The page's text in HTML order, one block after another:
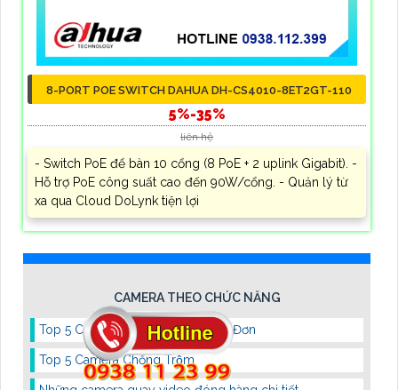
8-PORT POE SWITCH DAHUA DH-CS4010-8ET2GT-110
5%-35%
liên hệ
- Switch PoE để bàn 10 cổng (8 PoE + 2 uplink Gigabit). -
Hỗ trợ PoE công suất cao đến 90W/cổng. - Quản lý từ
xa qua Cloud DoLynk tiện lợi
CAMERA THEO CHỨC NĂNG
Top 5 Camera Xem Mã Vạch Vận Đơn
Top 5 Camera Chống Trộm